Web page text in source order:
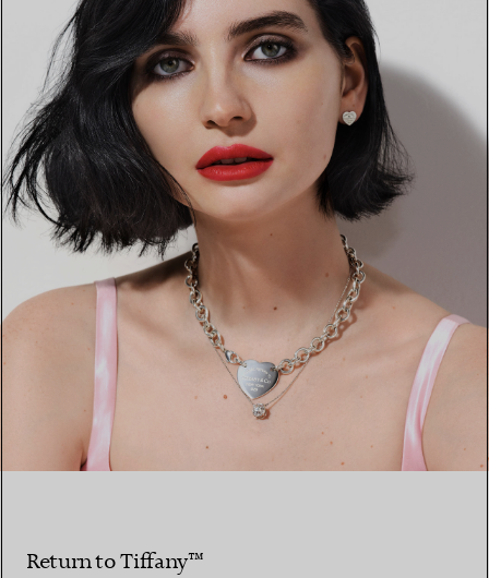
EINEN STORE IN IHRER NÄHE FINDEN
Return to Tiffany™